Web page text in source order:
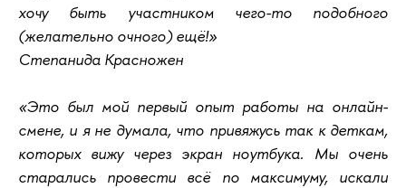
хочу быть участником чего-то подобного
(желательно очного) ещё!»
Степанида Красножен
«Это был мой первый опыт работы на онлайн-
смене, и я не думала, что привяжусь так к деткам,
которых вижу через экран ноутбука. Мы очень
старались провести всё по максимуму, искали